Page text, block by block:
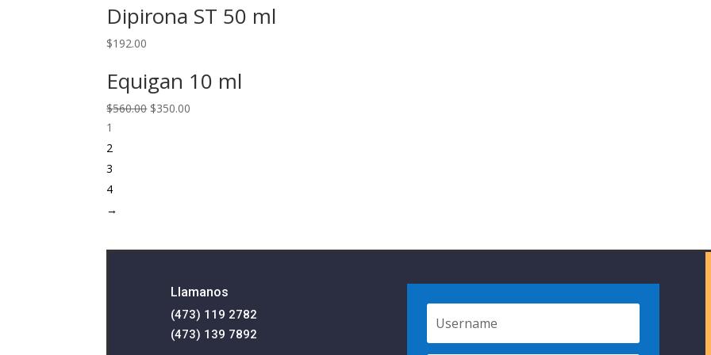
Dipirona ST 50 ml
$192.00
Equigan 10 ml
$560.00 $350.00
1
2
3
4
→
Llamanos
(473) 119 2782
(473) 139 7892